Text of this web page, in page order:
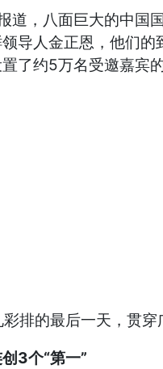
道，八面巨大的中国
导人金正恩，他们
了约5万名受邀嘉宾的
排的最后一天，贯
3个“第一”